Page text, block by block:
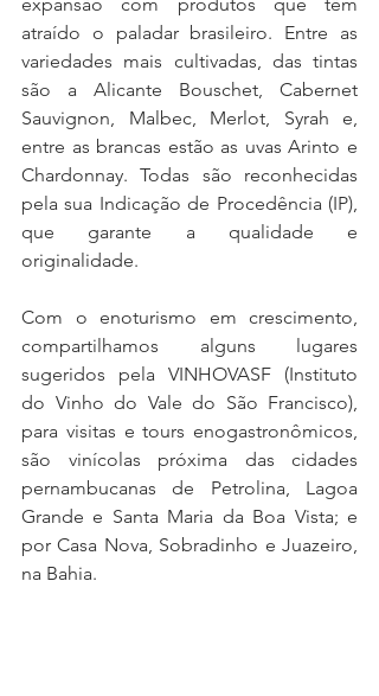
atraído o paladar brasileiro. Entre as
variedades mais cultivadas, das tintas
são a Alicante Bouschet, Cabernet
Sauvignon, Malbec, Merlot, Syrah e,
entre as brancas estão as uvas Arinto e
Chardonnay. Todas são reconhecidas
pela sua Indicação de Procedência (IP),
que garante a qualidade e
originalidade.
Com o enoturismo em crescimento,
compartilhamos alguns lugares
sugeridos pela VINHOVASF (Instituto
do Vinho do Vale do São Francisco),
para visitas e tours enogastronômicos,
são vinícolas próxima das cidades
pernambucanas de Petrolina, Lagoa
Grande e Santa Maria da Boa Vista; e
por Casa Nova, Sobradinho e Juazeiro,
na Bahia.